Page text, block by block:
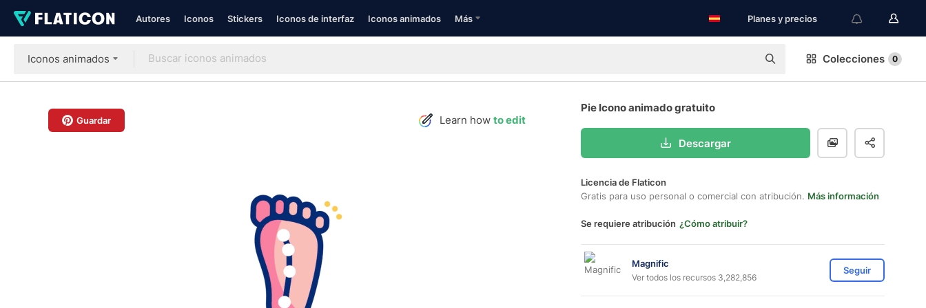
Autores Iconos Stickers Iconos de interfaz Iconos animados Más Planes y precios
Iconos animados Colecciones 0
Guardar Learn how to edit
Pie Icono animado gratuito
Descargar
Licencia de Flaticon
Gratis para uso personal o comercial con atribución. Más información
Se requiere atribución ¿Cómo atribuir?
Magnific
Ver todos los recursos 3,282,856
Seguir